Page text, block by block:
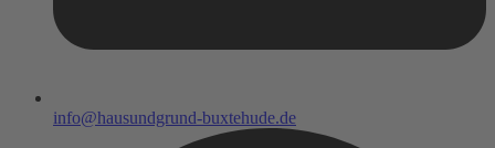
info@hausundgrund-buxtehude.de